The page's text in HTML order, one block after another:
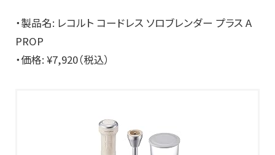
・製品名: レコルト コードレス ソロブレンダー プラス A
PROP
・価格: ¥7,920（税込）